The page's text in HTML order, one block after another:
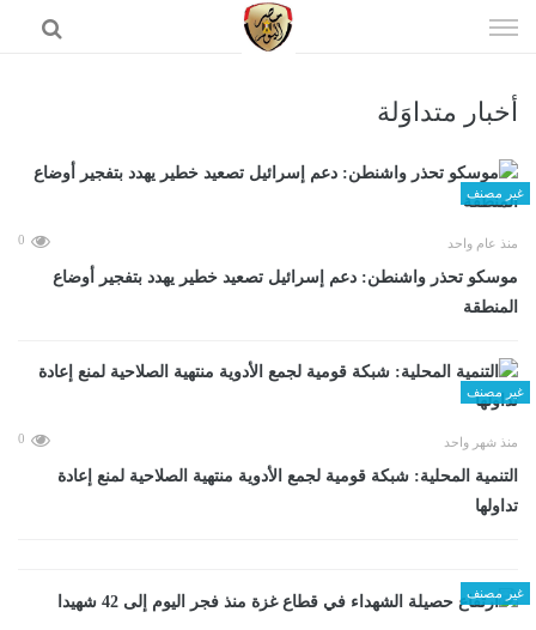
الى
أخبار متداوَلة
غير مصنف
منذ عام واحد 0
موسكو تحذر واشنطن: دعم إسرائيل تصعيد خطير يهدد بتفجير أوضاع
المنطقة
غير مصنف
منذ شهر واحد 0
التنمية المحلية: شبكة قومية لجمع الأدوية منتهية الصلاحية لمنع إعادة
تداولها
غير مصنف